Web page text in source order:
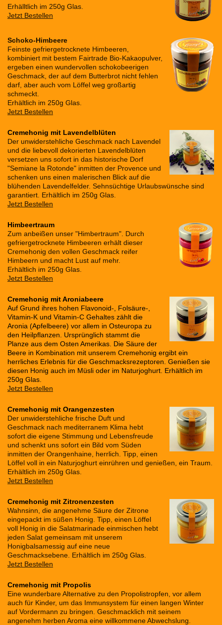
Erhälltlich im 250g Glas.
Jetzt Bestellen
Schoko-Himbeere
Feinste gefriergetrocknete Himbeeren,
kombiniert mit bestem Fairtrade Bio-Kakaopulver,
ergeben einen wundervollen schokobeerigen
Geschmack, der auf dem Butterbrot nicht fehlen
darf, aber auch vom Löffel weg großartig
schmeckt.
Erhältlich im 250g Glas.
Jetzt Bestellen
Cremehonig mit Lavendelblüten
Der unwiderstehliche Geschmack nach Lavendel
und die liebevoll dekorierten Lavendelblüten
versetzen uns sofort in das historische Dorf
"Semiane la Rotonde" inmitten der Provence und
schenken uns einen malerischen Blick auf die
blühenden Lavendelfelder. Sehnsüchtige Urlaubswünsche sind
garantiert. Erhältlich im 250g Glas.
Jetzt Bestellen
Himbeertraum
Zum anbeißen unser "Himbertraum". Durch
gefriergetrocknete Himbeeren erhält dieser
Cremehonig den vollen Geschmack reifer
Himbeern und macht Lust auf mehr.
Erhältlich im 250g Glas.
Jetzt Bestellen
Cremehonig mit Aroniabeere
Auf Grund ihres hohen Flavonoid-, Folsäure-,
Vitamin-K und Vitamin-C Gehaltes zählt die
Aronia (Apfelbeere) vor allem in Osteuropa zu
den Heilpflanzen.
Ursprünglich stammt die
Planze aus dem Osten Amerikas. Die Säure der
Beere in Kombination mit unserem Cremehonig ergibt ein
herrliches Erlebnis für die Geschmacksrezeptoren. Genießen sie
diesen Honig auch im Müsli oder im Naturjoghurt. Erhältlich im
250g Glas.
Jetzt Bestellen
Cremehonig mit Orangenzesten
Der unwiderstehliche frische Duft und
Geschmack nach mediterranem Klima hebt
sofort die eigene Stimmung und Lebensfreude
und schenkt uns sofort ein Bild vom Süden
inmitten der Orangenhaine, herrlich. Tipp, einen
Löffel voll in ein Naturjoghurt einrühren und genießen, ein Traum.
Erhältlich im 250g Glas.
Jetzt Bestellen
Cremehonig mit Zitronenzesten
Wahnsinn, die angenehme Säure der Zitrone
eingepackt im süßen Honig. Tipp, einen Löffel
voll Honig in die Salatmarinade einmischen hebt
jeden Salat gemeinsam mit unserem
Honigbalsamessig auf eine neue
Geschmacksebene. Erhältlich im 250g Glas.
Jetzt Bestellen
Cremehonig mit Propolis
Eine wunderbare Alternative zu den Propolistropfen, vor allem
auch für Kinder, um das Immunsystem für einen langen Winter
auf Vordermann zu bringen. Geschmacklich mit seinem
angenehm herben Aroma eine willkommene Abwechslung.